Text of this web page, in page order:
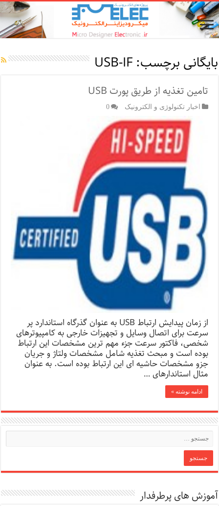
بایگانی برچسب:USB-IF
تامین تغذیه از طریق پورت USB
اخبار تکنولوژی و الکترونیک 0
از زمان پیدایش ارتباط USB به عنوان گذرگاه استاندارد پر
سرعت برای اتصال وسایل و تجهیزات خارجی به کامپیوترهای
شخصی، فاکتور سرعت جزء مهم ترین مشخصات این ارتباط
بوده است و مبحث تغذیه شامل مشخصات ولتاژ و جریان
جزو مشخصات حاشیه ای این ارتباط بوده است. به عنوان
مثال استاندارهای …
ادامه نوشته »
آموزش های پرطرفدار